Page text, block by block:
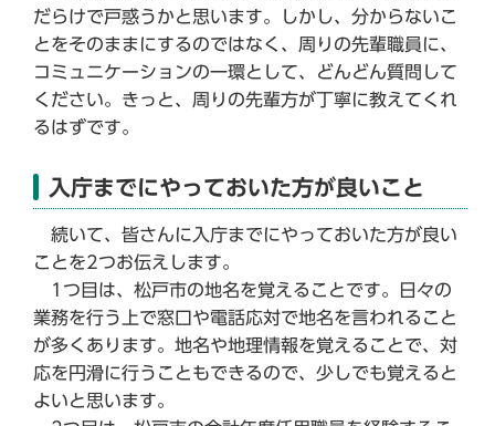
だらけで戸惑うかと思います。しかし、分からないこ
とをそのままにするのではなく、周りの先輩職員に、
コミュニケーションの一環として、どんどん質問して
ください。きっと、周りの先輩方が丁寧に教えてくれ
るはずです。
入庁までにやっておいた方が良いこと
続いて、皆さんに入庁までにやっておいた方が良い
ことを2つお伝えします。
1つ目は、松戸市の地名を覚えることです。日々の
業務を行う上で窓口や電話応対で地名を言われること
が多くあります。地名や地理情報を覚えることで、対
応を円滑に行うこともできるので、少しでも覚えると
よいと思います。